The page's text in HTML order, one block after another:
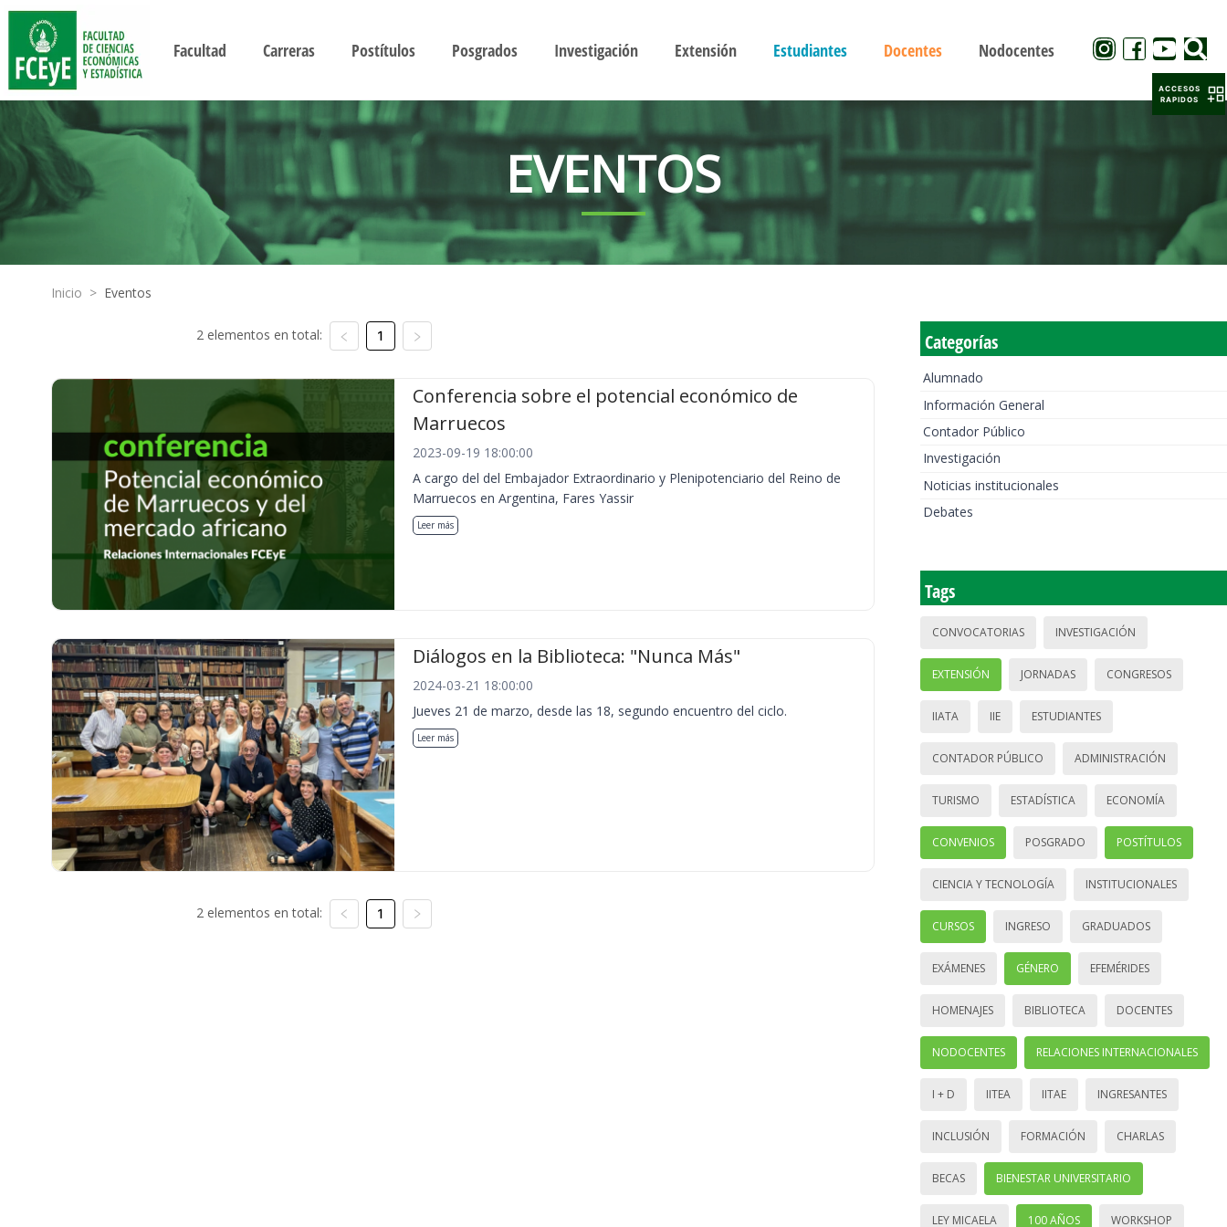
Facultad Carreras Postítulos Posgrados Investigación Extensión Estudiantes Docentes Nodocentes
EVENTOS
Inicio > Eventos
2 elementos en total: 1
Conferencia sobre el potencial económico de
Marruecos
2023-09-19 18:00:00
A cargo del del Embajador Extraordinario y Plenipotenciario del Reino de
Marruecos en Argentina, Fares Yassir
Leer más
Diálogos en la Biblioteca: "Nunca Más"
2024-03-21 18:00:00
Jueves 21 de marzo, desde las 18, segundo encuentro del ciclo.
Leer más
2 elementos en total: 1
Categorías
Alumnado
Información General
Contador Público
Investigación
Noticias institucionales
Debates
Tags
CONVOCATORIAS INVESTIGACIÓN
EXTENSIÓN JORNADAS CONGRESOS
IIATA IIE ESTUDIANTES
CONTADOR PÚBLICO ADMINISTRACIÓN
TURISMO ESTADÍSTICA ECONOMÍA
CONVENIOS POSGRADO POSTÍTULOS
CIENCIA Y TECNOLOGÍA INSTITUCIONALES
CURSOS INGRESO GRADUADOS
EXÁMENES GÉNERO EFEMÉRIDES
HOMENAJES BIBLIOTECA DOCENTES
NODOCENTES RELACIONES INTERNACIONALES
I + D IITEA IITAE INGRESANTES
INCLUSIÓN FORMACIÓN CHARLAS
BECAS BIENESTAR UNIVERSITARIO
LEY MICAELA 100 AÑOS WORKSHOP
ACCESOS
RAPIDOS